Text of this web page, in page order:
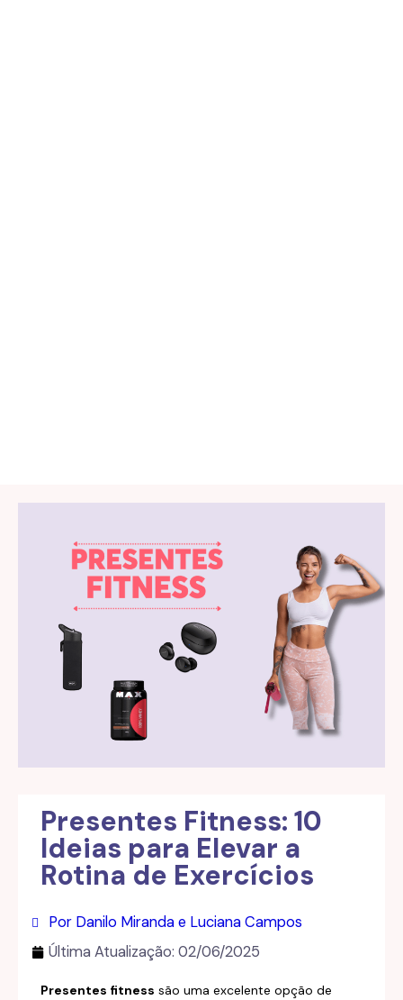
Presentes Fitness: 10
Ideias para Elevar a
Rotina de Exercícios
Por Danilo Miranda e Luciana Campos
Última Atualização: 02/06/2025
Presentes fitness são uma excelente opção de